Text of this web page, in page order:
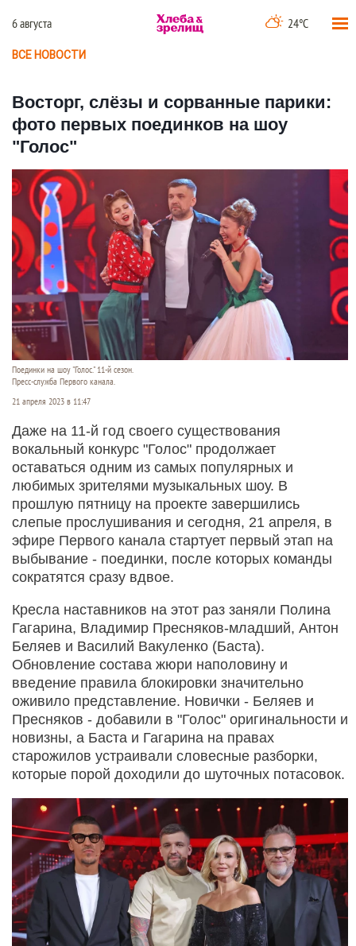
6 августа 24°C
ВСЕ НОВОСТИ
Восторг, слёзы и сорванные парики:
фото первых поединков на шоу
"Голос"
Поединки на шоу "Голос." 11-й сезон.
Пресс-служба Первого канала.
21 апреля 2023 в 11:47
Даже на 11-й год своего существования
вокальный конкурс "Голос" продолжает
оставаться одним из самых популярных и
любимых зрителями музыкальных шоу. В
прошлую пятницу на проекте завершились
слепые прослушивания и сегодня, 21 апреля, в
эфире Первого канала стартует первый этап на
выбывание - поединки, после которых команды
сократятся сразу вдвое.
Кресла наставников на этот раз заняли Полина
Гагарина, Владимир Пресняков-младший, Антон
Беляев и Василий Вакуленко (Баста).
Обновление состава жюри наполовину и
введение правила блокировки значительно
оживило представление. Новички - Беляев и
Пресняков - добавили в "Голос" оригинальности и
новизны, а Баста и Гагарина на правах
старожилов устраивали словесные разборки,
которые порой доходили до шуточных потасовок.